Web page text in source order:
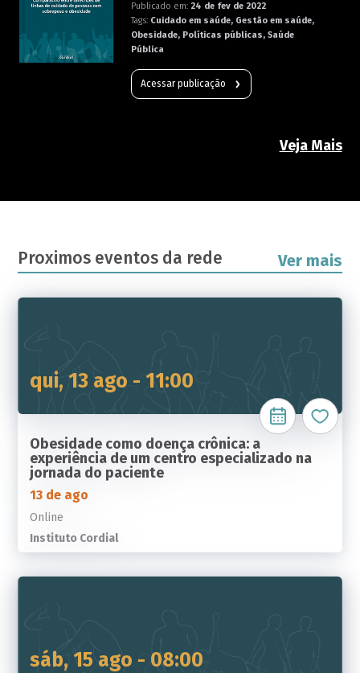
Publicado em: 24 de fev de 2022
Tags: Cuidado em saúde, Gestão em saúde,
Obesidade, Políticas públicas, Saúde
Pública
Acessar publicação
Veja Mais
Proximos eventos da rede Ver mais
qui, 13 ago - 11:00
Obesidade como doença crônica: a
experiência de um centro especializado na
jornada do paciente
13 de ago
Online
Instituto Cordial
sáb, 15 ago - 08:00